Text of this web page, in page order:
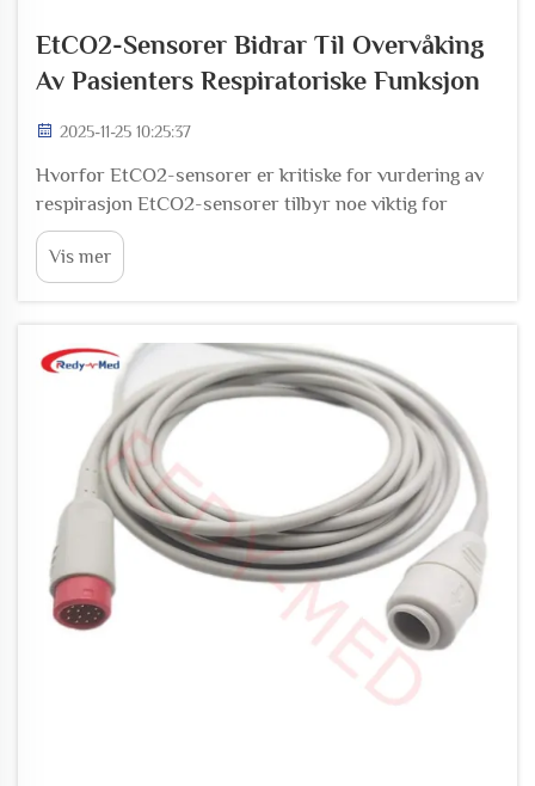
EtCO2-Sensorer Bidrar Til Overvåking
Av Pasienters Respiratoriske Funksjon
2025-11-25 10:25:37
Hvorfor EtCO2-sensorer er kritiske for vurdering av
respirasjon EtCO2-sensorer tilbyr noe viktig for
sanntidsventilasjonsövervåkning som vanlige
pulsoksimetre rett og slett ikke kan gjøre.
Pulsoksimetre måler blodets oksygeninnhold, men
(CO2) fra lungene, noe som gir en direkte indikasjon
på ventilasjonsytelsen.
Vis mer